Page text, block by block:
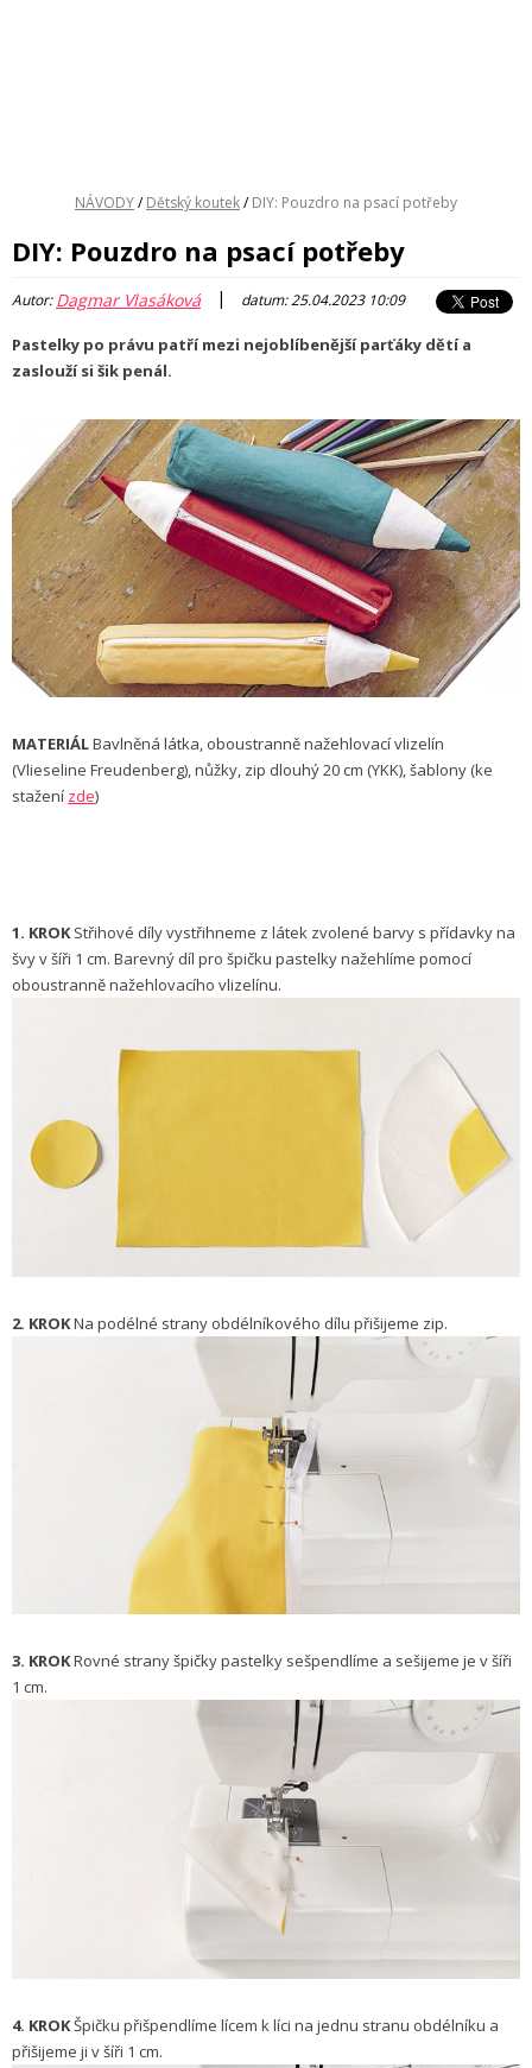
NÁVODY/ Dětský koutek/ DIY: Pouzdro na psací potřeby
DIY: Pouzdro na psací potřeby
Autor:Dagmar Vlasáková | datum: 25.04.2023 10:09
Pastelky po právu patří mezi nejoblíbenější parťáky dětí a
zaslouží si šik penál.
MATERIÁLBavlněná látka, oboustranně nažehlovací vlizelín
(Vlieseline Freudenberg), nůžky, zip dlouhý 20 cm (YKK), šablony (ke
stažení zde)
1. KROKStřihové díly vystřihneme z látek zvolené barvy s přídavky na
švy v šíři 1 cm. Barevný díl pro špičku pastelky nažehlíme pomocí
oboustranně nažehlovacího vlizelínu.
2. KROKNa podélné strany obdélníkového dílu přišijeme zip.
3. KROKRovné strany špičky pastelky sešpendlíme a sešijeme je v šíři
1 cm.
4. KROKŠpičku přišpendlíme lícem k líci na jednu stranu obdélníku a
přišijeme ji v šíři 1 cm.